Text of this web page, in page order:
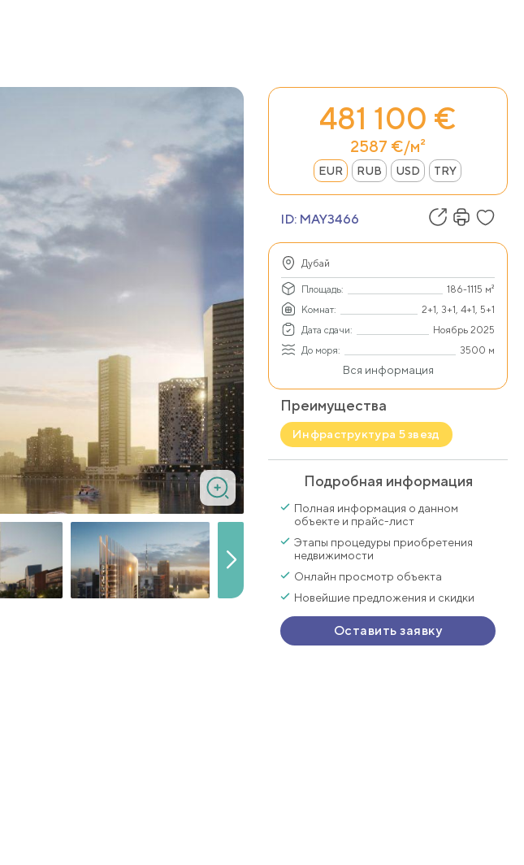
481 100 €
2587 €/м²
EUR RUB USD TRY
ID: MAY3466
Дубай
Площадь:
186-1115 м²
Комнат:
2+1, 3+1, 4+1, 5+1
Дата сдачи:
Ноябрь 2025
До моря:
3500 м
Вся информация
Преимущества
Инфраструктура 5 звезд
Подробная информация
Полная информация о данном
объекте и прайс-лист
Этапы процедуры приобретения
недвижимости
Онлайн просмотр объекта
Новейшие предложения и скидки
Оставить заявку